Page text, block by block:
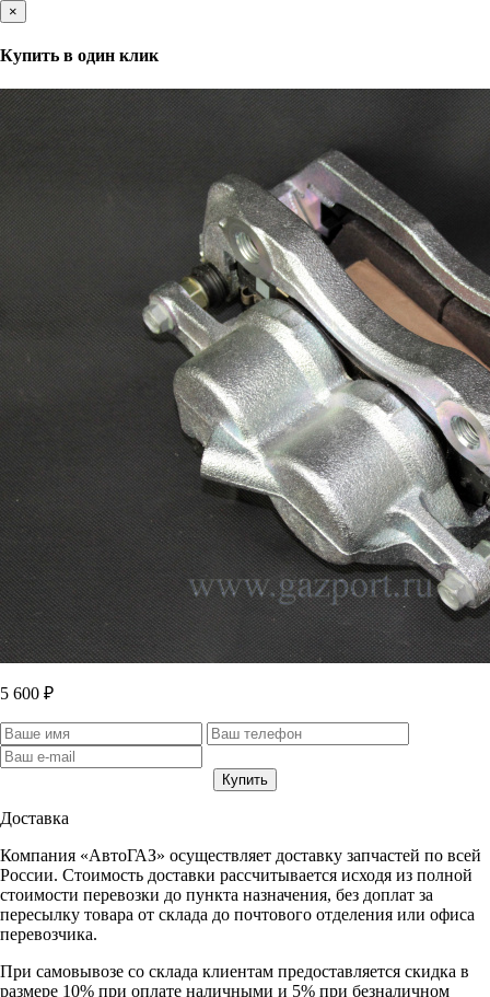
×
Купить в один клик
5 600 ₽
Доставка
Компания «АвтоГАЗ» осуществляет доставку запчастей по всей
России. Стоимость доставки рассчитывается исходя из полной
стоимости перевозки до пункта назначения, без доплат за
пересылку товара от склада до почтового отделения или офиса
перевозчика.
При самовывозе со склада клиентам предоставляется скидка в
размере 10% при оплате наличными и 5% при безналичном